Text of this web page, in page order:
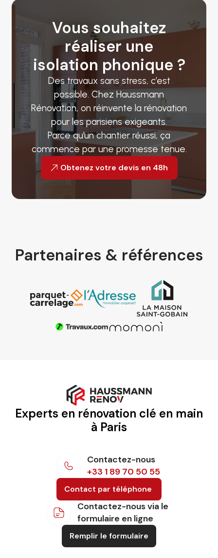
Vous souhaitez
réaliser une
isolation phonique ?
Des travaux sans stress, c’est
possible. Chez Haussmann
Rénovation, on réinvente la rénovation
pour les parisiens exigeants.
Parce qu’un chantier réussi, ça
commence par une promesse tenue.
Obtenez votre devis en 48h
Partenaires & références
Experts en rénovation clé en main
à Paris
Contactez-nous
+33 1 89 70 50 55
Contact par téléphone
Contactez-nous via le
formulaire en ligne
Remplir le formulaire